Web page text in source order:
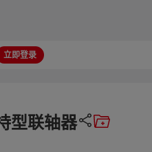
立即登录
型联轴器